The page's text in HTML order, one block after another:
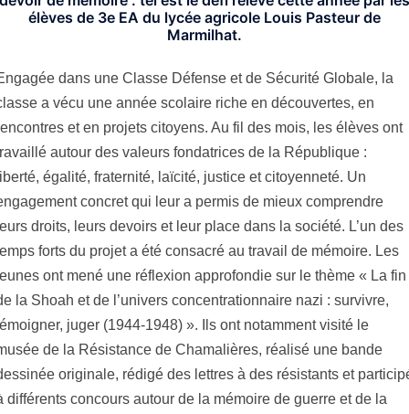
élèves de 3e EA du lycée agricole Louis Pasteur de
Marmilhat.
dans une Classe Défense et de Sécurité Globale, la
a vécu une année scolaire riche en découvertes, en
et en projets citoyens. Au fil des mois, les élèves ont
autour des valeurs fondatrices de la République :
égalité, fraternité, laïcité, justice et citoyenneté. Un
concret qui leur a permis de mieux comprendre
droits, leurs devoirs et leur place dans la société. L’un des
forts du projet a été consacré au travail de mémoire. Les
ont mené une réflexion approfondie sur le thème « La fin
la Shoah et de l’univers concentrationnaire nazi : survivre,
juger (1944-1948) ». Ils ont notamment visité le
de la Résistance de Chamalières, réalisé une bande
originale, rédigé des lettres à des résistants et
différents concours autour de la mémoire de guerre et de la